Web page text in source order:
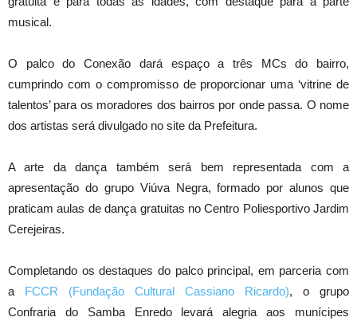
musical.
O palco do Conexão dará espaço a três MCs do bairro,
cumprindo com o compromisso de proporcionar uma ‘vitrine de
talentos’ para os moradores dos bairros por onde passa. O nome
dos artistas será divulgado no site da Prefeitura.
A arte da dança também será bem representada com a
apresentação do grupo Viúva Negra, formado por alunos que
praticam aulas de dança gratuitas no Centro Poliesportivo Jardim
Cerejeiras.
Completando os destaques do palco principal, em parceria com
a FCCR (Fundação Cultural Cassiano Ricardo), o grupo
Confraria do Samba Enredo levará alegria aos munícipes